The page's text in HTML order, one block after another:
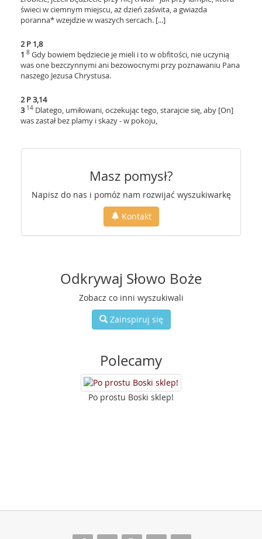
świeci w ciemnym miejscu, aż dzień zaświta, a gwiazda
poranna* wzejdzie w waszych sercach. [...]
2 P 1,8
1 8 Gdy bowiem będziecie je mieli i to w obfitości, nie uczynią
was one bezczynnymi ani bezowocnymi przy poznawaniu Pana
naszego Jezusa Chrystusa.
2 P 3,14
3 14 Dlatego, umiłowani, oczekując tego, starajcie się, aby [On]
was zastał bez plamy i skazy - w pokoju,
Masz pomysł?
Napisz do nas i pomóż nam rozwijać wyszukiwarkę
Kontakt
Odkrywaj Słowo Boże
Zobacz co inni wyszukiwali
Zainspiruj się
Polecamy
Po prostu Boski sklep!